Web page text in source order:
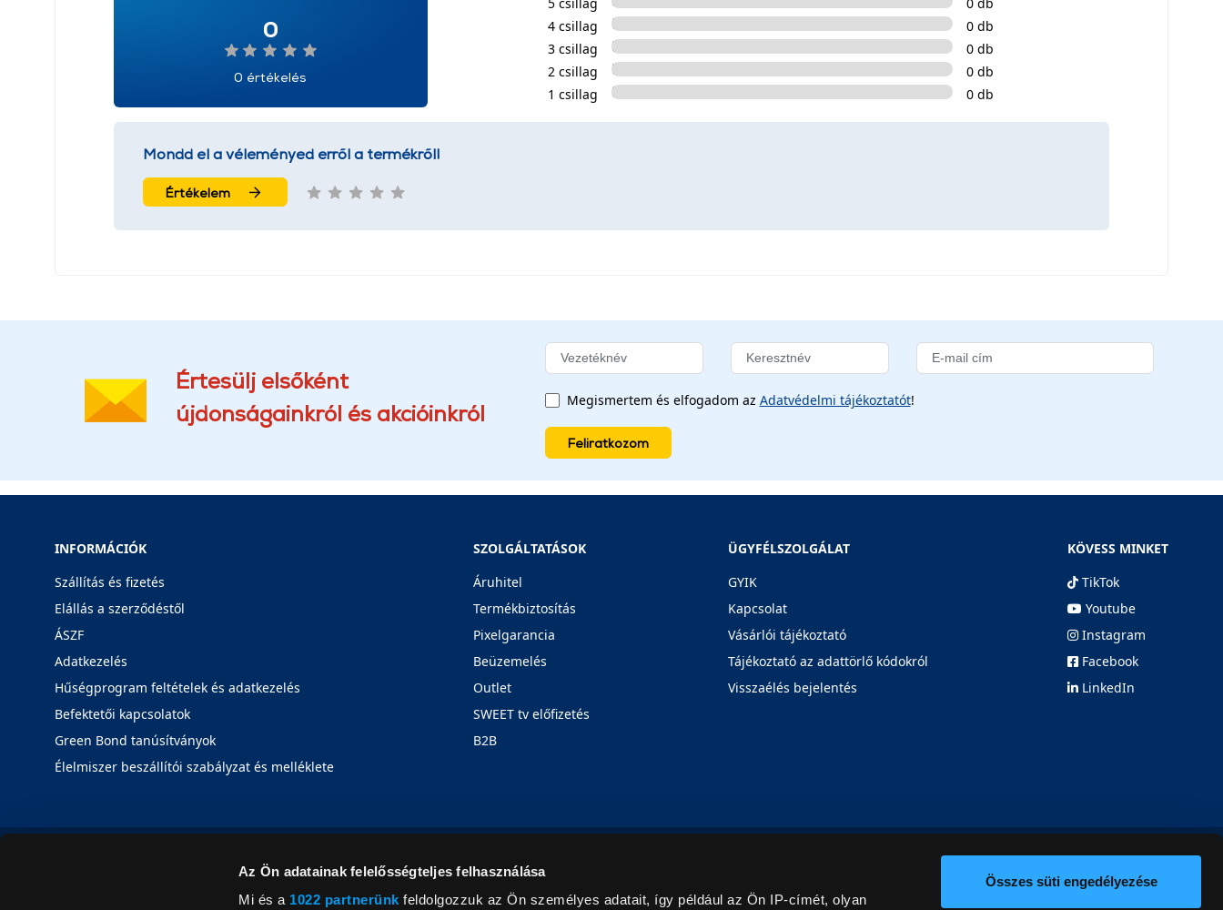
Az Ön adatainak felelősségteljes felhasználása
Mi és a 1022 partnerünk feldolgozzuk az Ön személyes adatait, így például az Ön IP-címét, olyan
Összes süti engedélyezése
0
0 értékelés
4 csillag
0 db
3 csillag
0 db
2 csillag
0 db
1 csillag
0 db
Mondd el a véleményed erről a termékről!
Értékelem
Értesülj elsőként
újdonságainkról és akcióinkról
Megismertem és elfogadom az Adatvédelmi tájékoztatót!
Feliratkozom
INFORMÁCIÓK
Szállítás és fizetés
Elállás a szerződéstől
ÁSZF
Adatkezelés
Hűségprogram feltételek és adatkezelés
Befektetői kapcsolatok
Green Bond tanúsítványok
Élelmiszer beszállítói szabályzat és melléklete
SZOLGÁLTATÁSOK
Áruhitel
Termékbiztosítás
Pixelgarancia
Beüzemelés
Outlet
SWEET tv előfizetés
B2B
ÜGYFÉLSZOLGÁLAT
GYIK
Kapcsolat
Vásárlói tájékoztató
Tájékoztató az adattörlő kódokról
Visszaélés bejelentés
KÖVESS MINKET
TikTok
Youtube
Instagram
Facebook
LinkedIn